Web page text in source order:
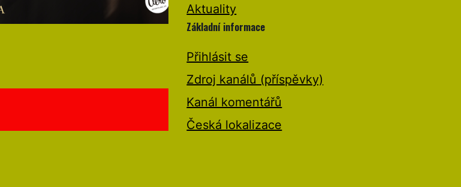
Aktuality
Základní informace
Přihlásit se
Zdroj kanálů (příspěvky)
Kanál komentářů
Česká lokalizace